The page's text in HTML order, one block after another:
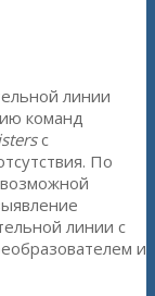
линии
команд
с
По
линии с
и